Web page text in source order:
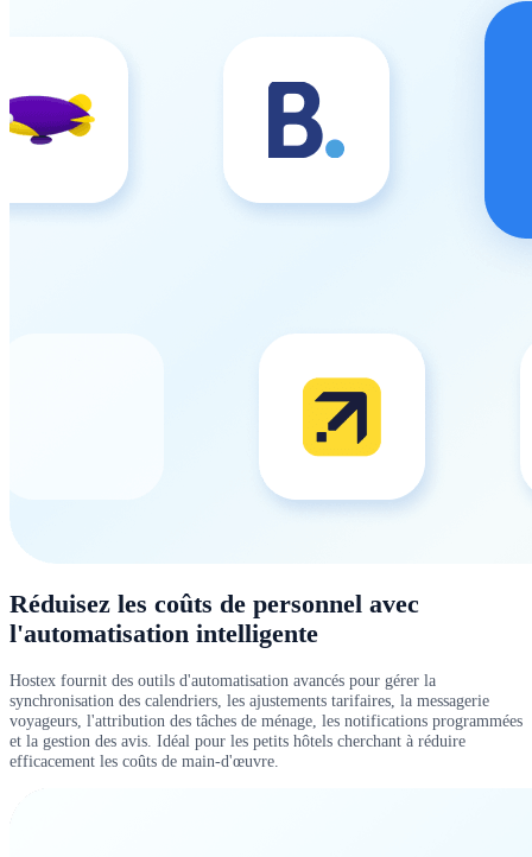
Réduisez les coûts de personnel avec
l'automatisation intelligente
Hostex fournit des outils d'automatisation avancés pour gérer la
synchronisation des calendriers, les ajustements tarifaires, la messagerie
voyageurs, l'attribution des tâches de ménage, les notifications programmées
et la gestion des avis. Idéal pour les petits hôtels cherchant à réduire
efficacement les coûts de main-d'œuvre.